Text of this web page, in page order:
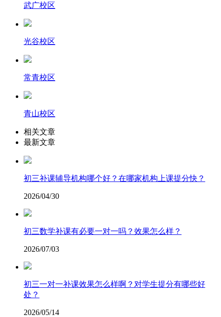
武广校区
光谷校区
常青校区
青山校区
相关文章
最新文章
初三补课辅导机构哪个好？在哪家机构上课提分快？
2026/04/30
初三数学补课有必要一对一吗？效果怎么样？
2026/07/03
初三一对一补课效果怎么样啊？对学生提分有哪些好
处？
2026/05/14